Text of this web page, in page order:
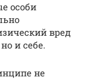
особи
вред
и себе.
не